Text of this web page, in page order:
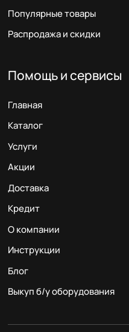
Популярные товары
Распродажа и скидки
Помощь и сервисы
Главная
Каталог
Услуги
Акции
Доставка
Кредит
О компании
Инструкции
Блог
Выкуп б/у оборудования